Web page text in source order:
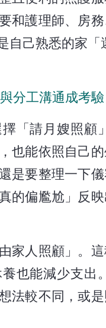
和護理師、房
自己熟悉的家「
分工溝通成考驗
「請月嫂照
也能依照自己
是要整理一下
的偏尷尬」反
家人照顧」。
也能減少支
法較不同，或